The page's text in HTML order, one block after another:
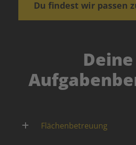
Du findest wir passen
Deine
Flächenbetreuung